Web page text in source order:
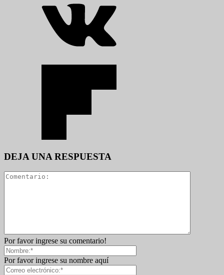
DEJA UNA RESPUESTA
Por favor ingrese su comentario!
Por favor ingrese su nombre aquí